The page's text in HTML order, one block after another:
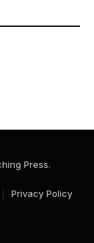
Press.
Privacy Policy